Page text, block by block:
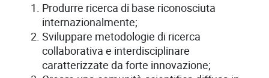
Produrre ricerca di base riconosciuta
internazionalmente;
Sviluppare metodologie di ricerca
collaborativa e interdisciplinare
caratterizzate da forte innovazione;